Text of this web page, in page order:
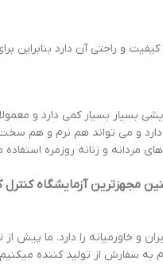
و راحتی آن دارد
بسیار بسیار کمی دارد و
مردانه و زنانه روزمره
آزمایشگاه کنترل
و خاورمیانه را دارد. ما
به سفارش از تولید کننده